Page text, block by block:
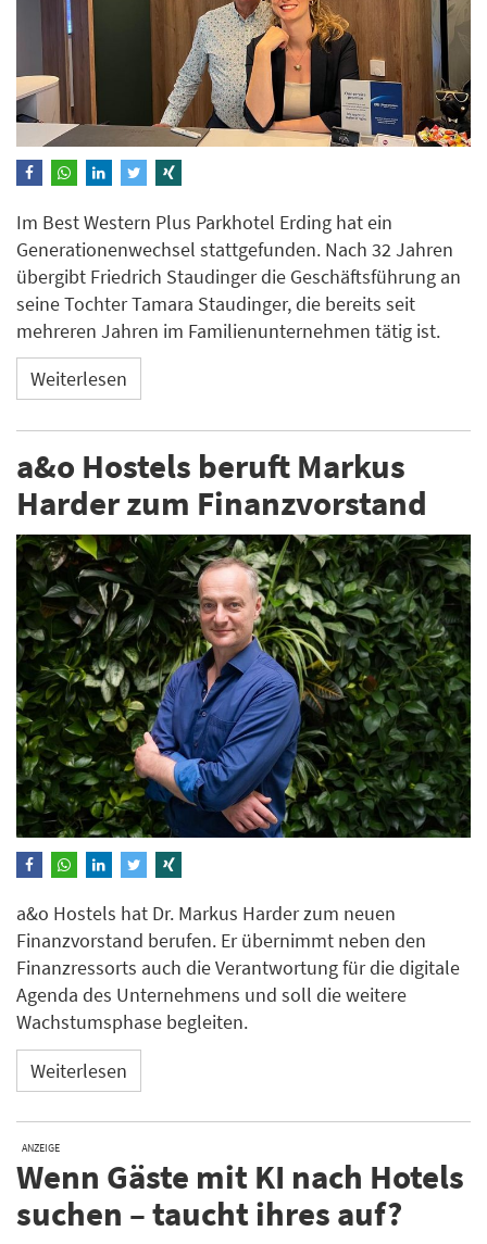
Im Best Western Plus Parkhotel Erding hat ein
Generationenwechsel stattgefunden. Nach 32 Jahren
übergibt Friedrich Staudinger die Geschäftsführung an
seine Tochter Tamara Staudinger, die bereits seit
mehreren Jahren im Familienunternehmen tätig ist.
Weiterlesen
a&o Hostels beruft Markus
Harder zum Finanzvorstand
a&o Hostels hat Dr. Markus Harder zum neuen
Finanzvorstand berufen. Er übernimmt neben den
Finanzressorts auch die Verantwortung für die digitale
Agenda des Unternehmens und soll die weitere
Wachstumsphase begleiten.
Weiterlesen
ANZEIGE
Wenn Gäste mit KI nach Hotels
suchen – taucht ihres auf?